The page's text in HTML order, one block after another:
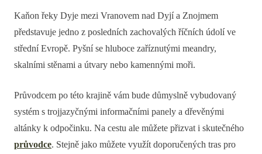
Kaňon řeky Dyje mezi Vranovem nad Dyjí a Znojmem
představuje jedno z posledních zachovalých říčních údolí ve
střední Evropě. Pyšní se hluboce zaříznutými meandry,
skalními stěnami a útvary nebo kamennými moři.
Průvodcem po této krajině vám bude důmyslně vybudovaný
systém s trojjazyčnými informačními panely a dřevěnými
altánky k odpočinku. Na cestu ale můžete přizvat i skutečného
průvodce. Stejně jako můžete využít doporučených tras pro